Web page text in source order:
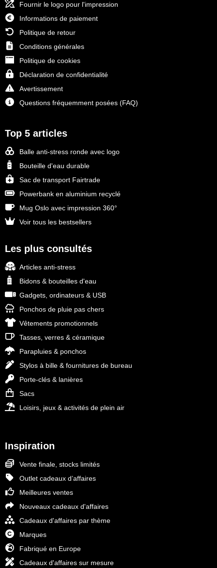
Fournir le logo pour l'impression
Informations de paiement
Politique de retour
Conditions générales
Politique de cookies
Déclaration de confidentialité
Avertissement
Questions fréquemment posées (FAQ)
Top 5 articles
Balle anti-stress ronde avec logo
Bouteille d'eau durable
Sac de transport Fairtrade
Powerbank en aluminium recyclé
Mug Oslo avec impression 360°
Voir tous les bestsellers
Les plus consultés
Articles anti-stress
Bidons & bouteilles d'eau
Gadgets, ordinateurs & USB
Ponchos de pluie pas chers
Vêtements promotionnels
Tasses, verres & céramique
Parapluies & ponchos
Stylos à bille & fournitures de bureau
Porte-clés & lanières
Sacs
Loisirs, jeux & activités de plein air
Inspiration
Vente finale, stocks limités
Outlet cadeaux d’affaires
Meilleures ventes
Nouveaux cadeaux d'affaires
Cadeaux d'affaires par thème
Marques
Fabriqué en Europe
Cadeaux d'affaires sur mesure